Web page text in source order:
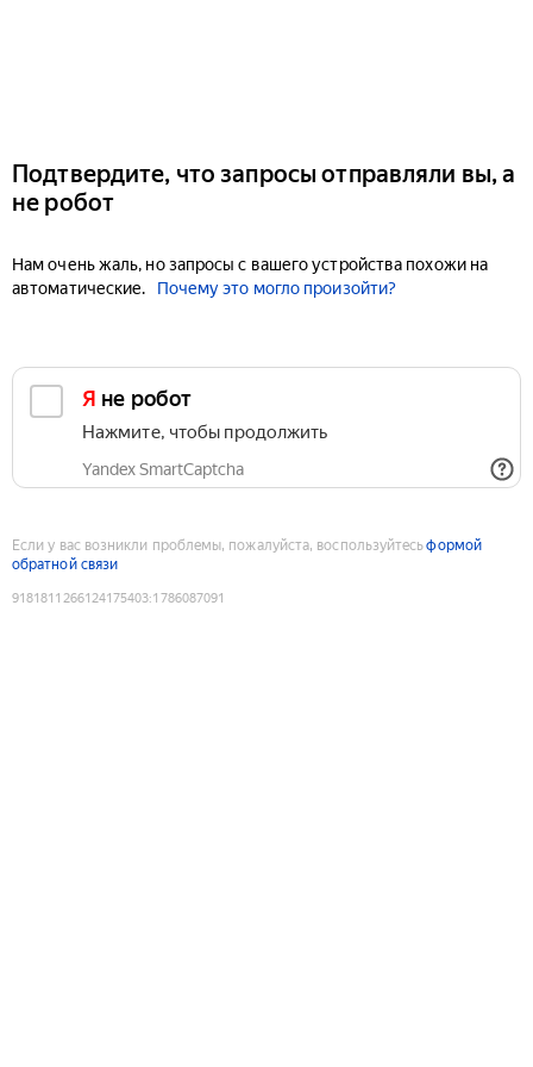
Подтвердите, что запросы отправляли вы, а
не робот
Нам очень жаль, но запросы с вашего устройства похожи на
автоматические.
Почему это могло произойти?
Я не робот
Нажмите, чтобы продолжить
Yandex SmartCaptcha
Если у вас возникли проблемы, пожалуйста, воспользуйтесьформой
обратной связи
9181811266124175403:1786087091